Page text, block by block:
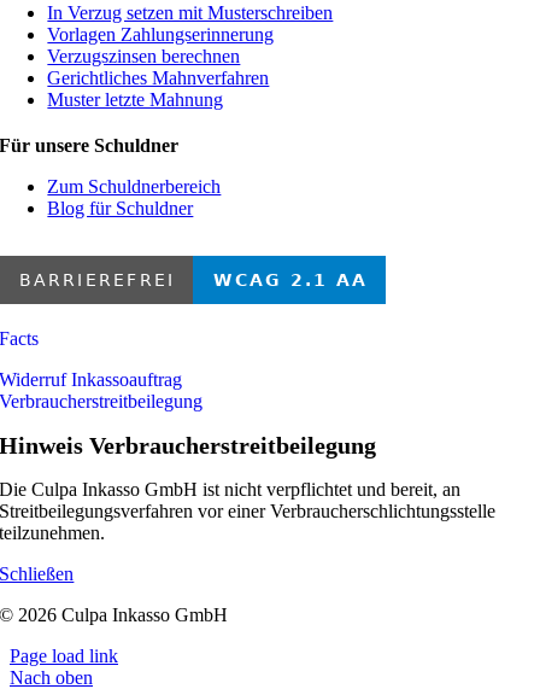
In Verzug setzen mit Musterschreiben
Vorlagen Zahlungserinnerung
Verzugszinsen berechnen
Gerichtliches Mahnverfahren
Muster letzte Mahnung
Für unsere Schuldner
Zum Schuldnerbereich
Blog für Schuldner
Facts
Widerruf Inkassoauftrag
Verbraucherstreitbeilegung
Hinweis Verbraucherstreitbeilegung
Die Culpa Inkasso GmbH ist nicht verpflichtet und bereit, an
Streitbeilegungsverfahren vor einer Verbraucherschlichtungsstelle
teilzunehmen.
Schließen
© 2026 Culpa Inkasso GmbH
Page load link
Nach oben